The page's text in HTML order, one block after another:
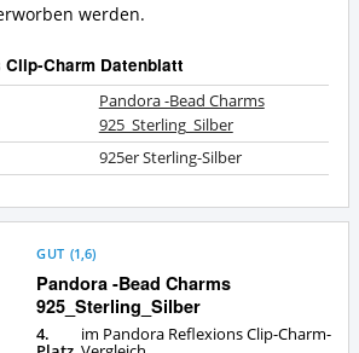
werden.
Charm Datenblatt
Pandora -Bead Charms
925_Sterling_Silber
925er Sterling-Silber
Pandora -Bead Charms
925_Sterling_Silber
GUT (1,6)
4.
im Pandora Reflexions Clip-Charm-